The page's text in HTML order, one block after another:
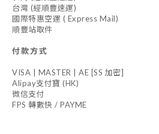
台灣 (經順豐速運)
國際特惠空運 ( Express Mail)
順豐站取件
付款方式
VISA | MASTER | AE [SS 加密]
Alipay支付寶 (HK)
微信支付
FPS 轉數快 / PAYME